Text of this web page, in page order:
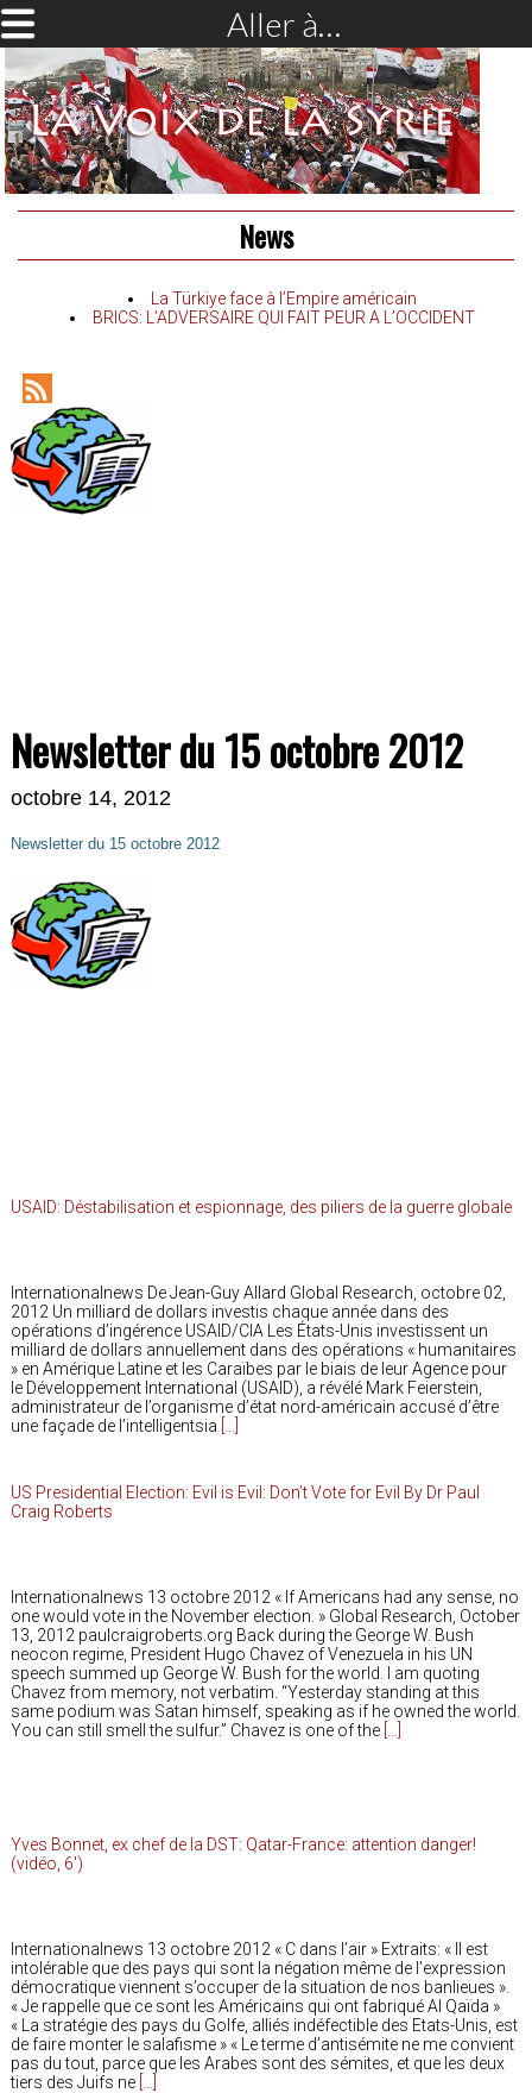
Aller à…
News
La Türkiye face à l’Empire américain
BRICS: L’ADVERSAIRE QUI FAIT PEUR A L’OCCIDENT
RSS
Feed
Newsletter du 15 octobre 2012
octobre 14, 2012
Newsletter du 15 octobre 2012
USAID: Déstabilisation et espionnage, des piliers de la guerre globale
Internationalnews De Jean-Guy Allard Global Research, octobre 02,
2012 Un milliard de dollars investis chaque année dans des
opérations d’ingérence USAID/CIA Les États-Unis investissent un
milliard de dollars annuellement dans des opérations « humanitaires
» en Amérique Latine et les Caraïbes par le biais de leur Agence pour
le Développement International (USAID), a révélé Mark Feierstein,
administrateur de l’organisme d’état nord-américain accusé d’être
une façade de l’intelligentsia
US Presidential Election: Evil is Evil: Don’t Vote for Evil By Dr Paul
Craig Roberts
Internationalnews 13 octobre 2012 « If Americans had any sense, no
one would vote in the November election. » Global Research, October
13, 2012 paulcraigroberts.org Back during the George W. Bush
neocon regime, President Hugo Chavez of Venezuela in his UN
speech summed up George W. Bush for the world. I am quoting
Chavez from memory, not verbatim. “Yesterday standing at this
same podium was Satan himself, speaking as if he owned the world.
You can still smell the sulfur.” Chavez is one of the
Yves Bonnet, ex chef de la DST: Qatar-France: attention danger!
(vidéo, 6′)
Internationalnews 13 octobre 2012 « C dans l’air » Extraits: « Il est
intolérable que des pays qui sont la négation même de l’expression
démocratique viennent s’occuper de la situation de nos banlieues ».
« Je rappelle que ce sont les Américains qui ont fabriqué Al Qaïda »
« La stratégie des pays du Golfe, alliés indéfectible des Etats-Unis, est
de faire monter le salafisme » « Le terme d’antisémite ne me convient
pas du tout, parce que les Arabes sont des sémites, et que les deux
tiers des Juifs ne